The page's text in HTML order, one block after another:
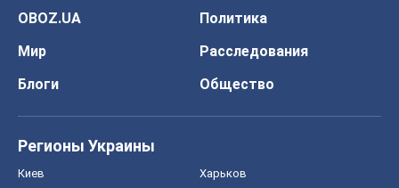
OBOZ.UA
Политика
Мир
Расследования
Блоги
Общество
Регионы Украины
Киев Харьков